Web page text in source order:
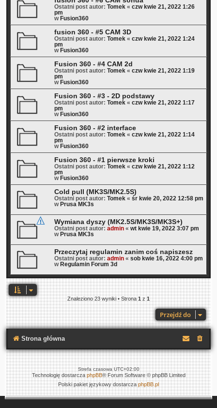
Ostatni post autor: Tomek« czw kwie 21, 2022 1:26
pm
w Fusion360
fusion 360 - #5 CAM 3D
Ostatni post autor: Tomek« czw kwie 21, 2022 1:24
pm
w Fusion360
Fusion 360 - #4 CAM 2d
Ostatni post autor: Tomek« czw kwie 21, 2022 1:19
pm
w Fusion360
Fusion 360 - #3 - 2D podstawy
Ostatni post autor: Tomek« czw kwie 21, 2022 1:17
pm
w Fusion360
Fusion 360 - #2 interface
Ostatni post autor: Tomek« czw kwie 21, 2022 1:14
pm
w Fusion360
Fusion 360 - #1 pierwsze kroki
Ostatni post autor: Tomek« czw kwie 21, 2022 1:12
pm
w Fusion360
Cold pull (MK3S/MK2.5S)
Ostatni post autor: Tomek« śr kwie 20, 2022 12:58 pm
w Prusa MK3s
Wymiana dyszy (MK2.5S/MK3S/MK3S+)
Ostatni post autor: admin« wt kwie 19, 2022 3:07 pm
w Prusa MK3s
Przeczytaj regulamin zanim coś napiszesz
Ostatni post autor: admin« sob kwie 16, 2022 4:00 pm
w Regulamin Forum 3d
Znaleziono 23 wyniki • Strona 1 z 1
Przejdź do
Strona główna
Strefa czasowa UTC+02:00
Technologię dostarcza phpBB® Forum Software © phpBB Limited
Polski pakiet językowy dostarcza phpBB.pl